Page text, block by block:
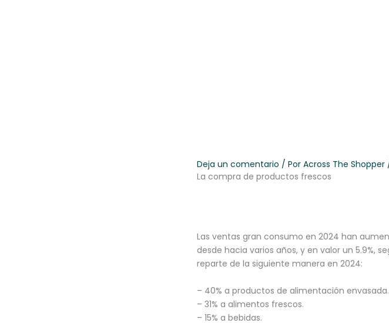
Deja un comentario / PorAcross The Shopper
La compra de productos frescos
Las ventas gran consumo en 2024 han
desde hacia varios años, y en valor un 5.9%,
reparte de la siguiente manera en 2024:
– 40% a productos de alimentación envasada.
– 31% a alimentos frescos.
– 15% a bebidas.